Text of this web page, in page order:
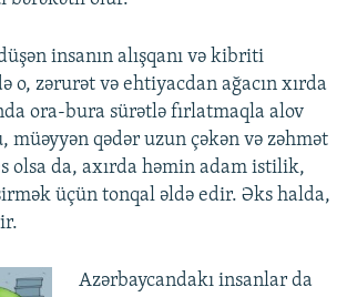
insanın alışqanı və kibriti
o, zərurət və ehtiyacdan ağacın xırda
ora-bura sürətlə fırlatmaqla alov
müəyyən qədər uzun çəkən və zəhmət
olsa da, axırda həmin adam istilik,
üçün tonqal əldə edir. Əks halda,
Azərbaycandakı insanlar da